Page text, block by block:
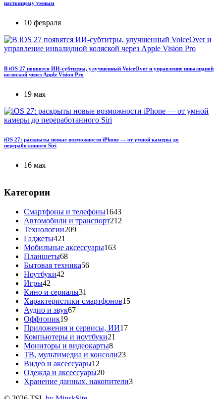
настоящему умным
10 февраля
В iOS 27 появятся ИИ-субтитры, улучшенный VoiceOver и управление инвалидной
коляской через Apple Vision Pro
19 мая
iOS 27: раскрыты новые возможности iPhone — от умной камеры до
переработанного Siri
16 мая
Категории
Смартфоны и телефоны1643
Автомобили и транспорт212
Технологии209
Гаджеты421
Мобильные аксессуары163
Планшеты68
Бытовая техника56
Ноутбуки42
Игры42
Кино и сериалы31
Характеристики смартфонов15
Аудио и звук67
Оффтопик19
Приложения и сервисы, ИИ17
Компьютеры и ноутбуки21
Мониторы и видеокарты8
ТВ, мультимедиа и консоли23
Видео и аксессуары12
Одежда и аксессуары20
Хранение данных, накопители3